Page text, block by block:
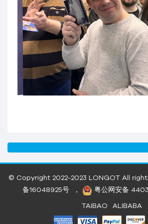
© Copyright 2022-2023 LONGOT All
备16048925号 ，
粤公网安备
TAIBAO
ALIBABA